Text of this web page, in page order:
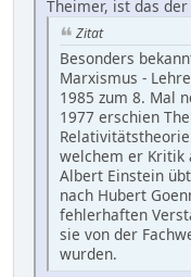
Theimer, ist das
Zitat
Besonders
Marxismus -
1985 zum 8. Mal
1977 erschien
welchem er Kritik
Albert Einstein
nach Hubert
fehlerhaften
sie von der
wurden.